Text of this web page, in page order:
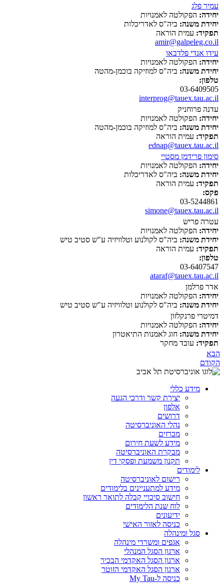
עמיר פלג
יחידה: הפקולטה לאמנויות
יחידת משנה: ביה"ס לאדריכלות
תפקיד: עמית הוראה
amir@galpeleg.co.il
עידו אנדי פלדבאו
יחידה: הפקולטה לאמנויות
יחידת משנה: ביה"ס למוזיקה בוכמן-מהטה
טלפון:
03-6409505
interprog@tauex.tau.ac.il
עדנה פרוחניק
יחידה: הפקולטה לאמנויות
יחידת משנה: ביה"ס למוזיקה בוכמן-מהטה
תפקיד: עמית הוראה
ednap@tauex.tau.ac.il
סימון פרידמן מסטיי
יחידה: הפקולטה לאמנויות
יחידת משנה: ביה"ס לאדריכלות
תפקיד: עמית הוראה
פקס:
03-5244861
simone@tauex.tau.ac.il
עטרה פריש
יחידה: הפקולטה לאמנויות
יחידת משנה: ביה"ס לקולנוע וטלוויזיה ע"ש סטיב טיש
תפקיד: עמית הוראה
טלפון:
03-6407547
ataraf@tauex.tau.ac.il
אדר פרלמן
יחידה: הפקולטה לאמנויות
יחידת משנה: ביה"ס לקולנוע וטלוויזיה ע"ש סטיב טיש
דמיטרי פרנקלזון
יחידה: הפקולטה לאמנויות
יחידת משנה: חוג לאמנות התיאטרון
תפקיד: עובד מחקר
הבא
הקודם
מידע כללי
יצירת קשר ודרכי הגעה
אלפון
דרושים
נהלי האוניברסיטה
מכרזים
מידע לשעת חירום
מבקרת האוניברסיטה
תקנון משמעת ופסקי דין
לימודים
רישום לאוניברסיטה
מידע למתעניינים בלימודים
חישוב סיכויי קבלה לתואר ראשון
לוח שנת הלימודים
ידיעונים
כניסה לאזור האישי
סגל ומינהלה
אגפים ומשרדי מינהלה
ארגון הסגל המנהלי
ארגון הסגל האקדמי הבכיר
ארגון הסגל האקדמי הזוטר
כניסה ל-My Tau